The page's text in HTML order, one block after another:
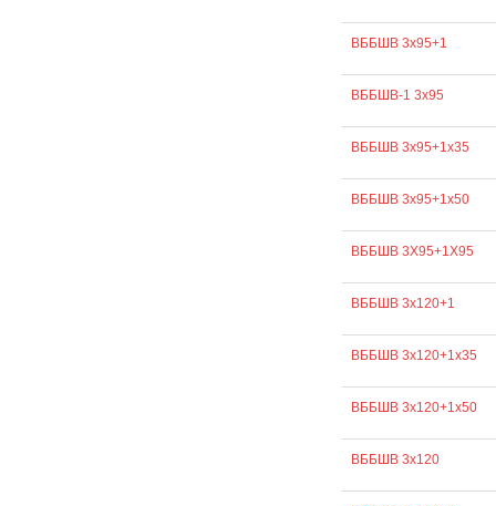
ВББШВ 3х95+1
ВББШВ-1 3х95
ВББШВ 3х95+1х35
ВББШВ 3х95+1х50
ВББШВ 3Х95+1Х95
ВББШВ 3х120+1
ВББШВ 3х120+1х35
ВББШВ 3х120+1х50
ВББШВ 3х120